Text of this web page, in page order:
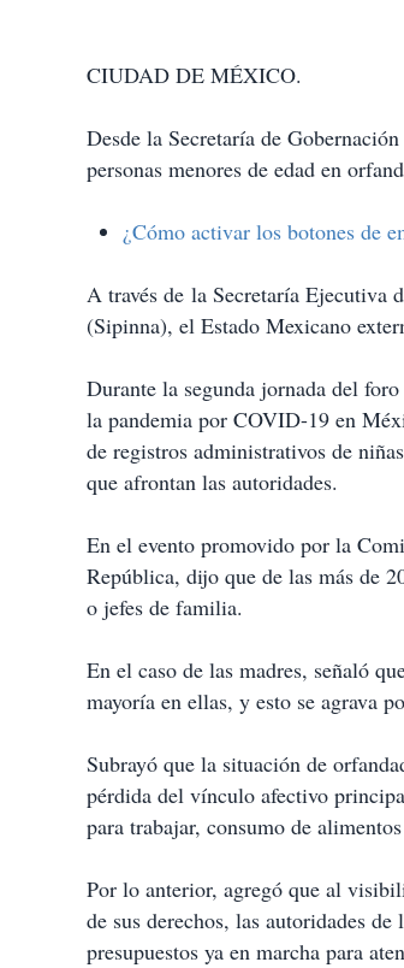
CIUDAD DE MÉXICO.
Desde la Secretaría de
personas menores de edad en
¿Cómo activar los botones de
A través de la Secretaría Ejecutiva
(Sipinna), el Estado Mexicano
Durante la segunda jornada del
la pandemia por COVID-19 en
de registros administrativos de
que afrontan las autoridades.
En el evento promovido por la
República, dijo que de las más de
o jefes de familia.
En el caso de las madres, señaló
mayoría en ellas, y esto se agrava
Subrayó que la situación de
pérdida del vínculo afectivo
para trabajar, consumo de
Por lo anterior, agregó que al
de sus derechos, las autoridades
presupuestos ya en marcha para